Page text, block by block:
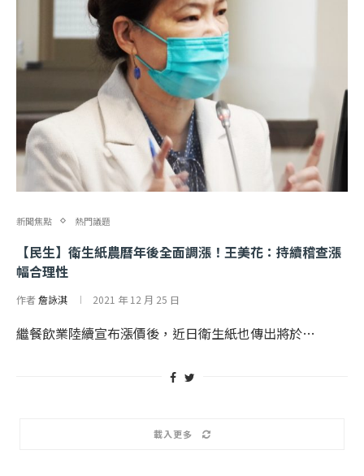
新聞焦點 熱門議題
【民生】衛生紙農曆年後全面調漲！王美花：持續稽查漲
幅合理性
作者詹詠淇 2021 年 12 月 25 日
繼餐飲業陸續宣布漲價後，近日衛生紙也傳出將於…
載入更多